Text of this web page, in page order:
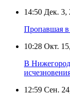
14:50 Дек. 3,
Пропавшая в
10:28 Окт.
В
12:59 Сен.